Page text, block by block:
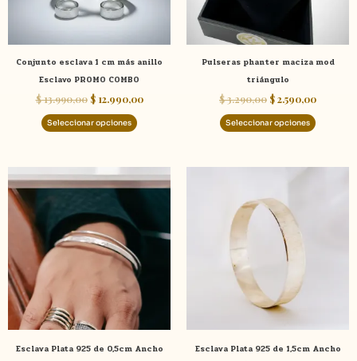
Conjunto esclava 1 cm más anillo
Esclavo PROMO COMBO
$13.990,00 $12.990,00
Seleccionar opciones
se
elegir
en
la
página
de
Pulseras phanter maciza mod
triángulo
$3.290,00 $2.590,00
Seleccionar opciones
elegir
en
página
de
Esclava Plata 925 de 0,5cm Ancho
Este
producto
Las
opciones
se
pueden
elegir
en
Esclava Plata 925 de 1,5cm Ancho
elegir
en